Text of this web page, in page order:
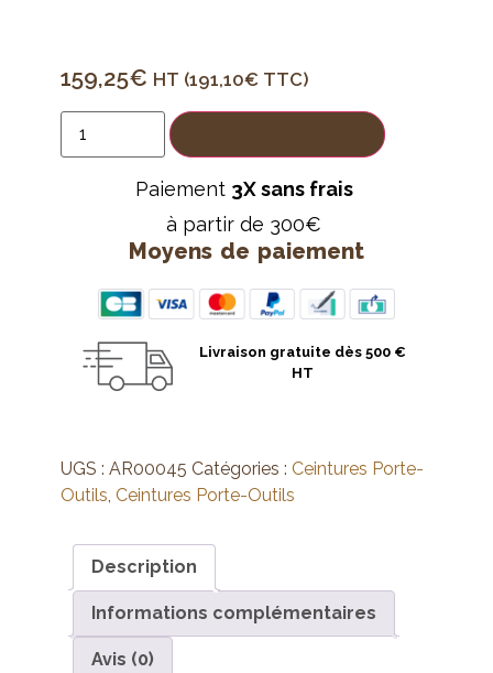
159,25€ HT (191,10€TTC)
Paiement 3X sans frais
à partir de 300€
Moyens de paiement
Livraison gratuite dès 500 €
HT
UGS : AR00045 Catégories : Ceintures Porte-
Outils, Ceintures Porte-Outils
Description
Informations complémentaires
Avis (0)